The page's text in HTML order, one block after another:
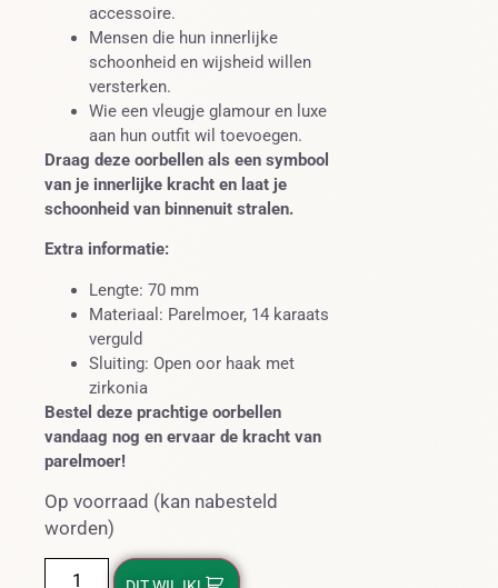
accessoire.
Mensen die hun innerlijke
schoonheid en wijsheid willen
versterken.
Wie een vleugje glamour en luxe
aan hun outfit wil toevoegen.
Draag deze oorbellen als een symbool
van je innerlijke kracht en laat je
schoonheid van binnenuit stralen.
Extra informatie:
Lengte: 70 mm
Materiaal: Parelmoer, 14 karaats
verguld
Sluiting: Open oor haak met
zirkonia
Bestel deze prachtige oorbellen
vandaag nog en ervaar de kracht van
parelmoer!
Op voorraad (kan nabesteld
worden)